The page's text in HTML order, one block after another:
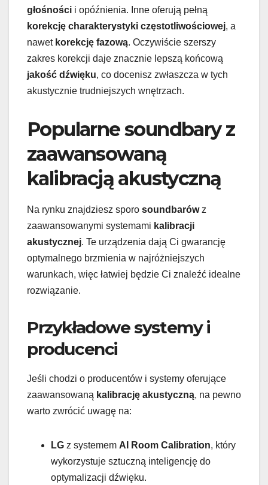
głośności i opóźnienia. Inne oferują pełną
korekcję charakterystyki częstotliwościowej, a
nawet korekcję fazową. Oczywiście szerszy
zakres korekcji daje znacznie lepszą końcową
jakość dźwięku, co docenisz zwłaszcza w tych
akustycznie trudniejszych wnętrzach.
Popularne soundbary z
zaawansowaną
kalibracją akustyczną
Na rynku znajdziesz sporo soundbarówz
zaawansowanymi systemami kalibracji
akustycznej. Te urządzenia dają Ci gwarancję
optymalnego brzmienia w najróżniejszych
warunkach, więc łatwiej będzie Ci znaleźć idealne
rozwiązanie.
Przykładowe systemy i
producenci
Jeśli chodzi o producentów i systemy oferujące
zaawansowaną kalibrację akustyczną, na pewno
warto zwrócić uwagę na:
LG z systemem AI Room Calibration, który
wykorzystuje sztuczną inteligencję do
optymalizacji dźwięku.